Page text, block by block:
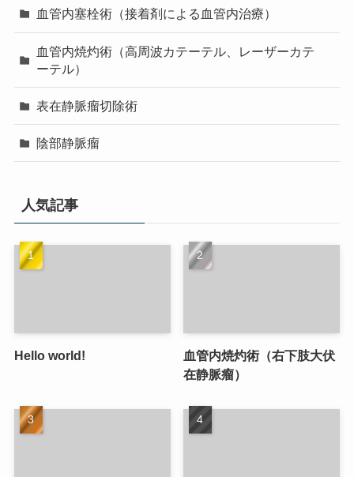
血管内塞栓術（接着剤による血管内治療）
血管内焼灼術（高周波カテーテル、レーザーカテ
ーテル）
表在静脈瘤切除術
陰部静脈瘤
人気記事
Hello world!
血管内焼灼術（右下肢大伏
在静脈瘤）